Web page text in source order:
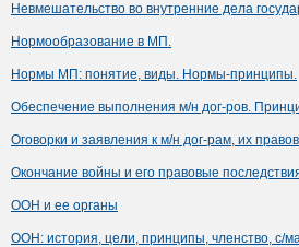
Невмешательство во внутренние дела
Нормообразование в МП.
Нормы МП: понятие, виды. Нормы-принципы.
Обеспечение выполнения м/н дог-ров.
Оговорки и заявления к м/н дог-рам, их
Окончание войны и его правовые
ООН и ее органы
ООН: история, цели, принципы, членство, с/